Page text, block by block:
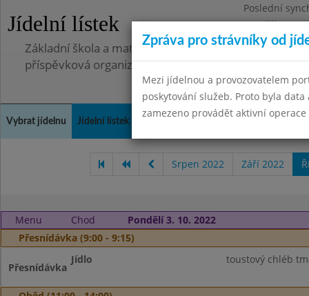
Jídelní lístek
Poslední
Pondělí
Základní škola a mateřská škola, Pavlovice u
příspěvková organizace
Vybrat jídelnu Jídelní lístek Kontakty a informace
Srpen 2022 Září 2022
Menu Chod
Pondělí 3. 10. 2022
Přesnídávka (9:00 - 9:15)
Přesnídávka
Jídlo toustový chléb
Zpráva pro strávníky od
Mezi jídelnou a provozovatelem
poskytování služeb. Proto byla
zamezeno provádět aktivní